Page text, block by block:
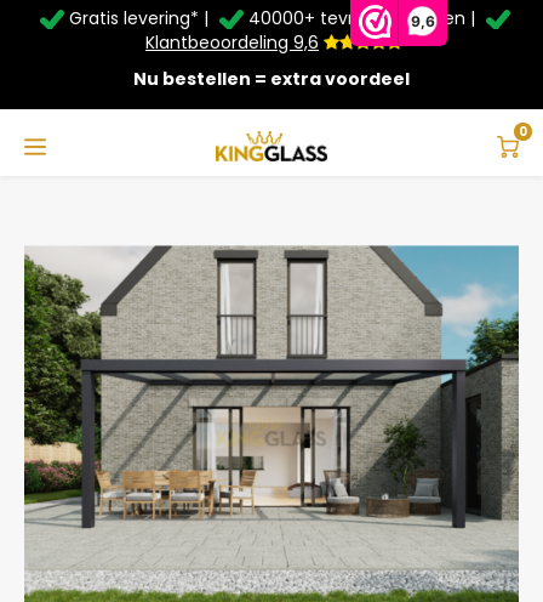
9,6
Service & Contact
Bezorging
Afhalen
Montage
Betaalmethoden
Garantie
Veelgestelde vragen
Taal
Deutsch
Gratis levering* |
40000+ tevreden klanten |
Klantbeoordeling 9,6
Nu bestellen = extra voordeel
0
Zomer Deals: Tot 20% kortingop schuifwanden en
veranda's +€20extra kassa korting*
Veranda | Glas | Antraciet | 6.06 x 3 meter